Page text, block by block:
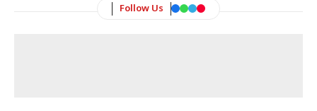
Follow Us